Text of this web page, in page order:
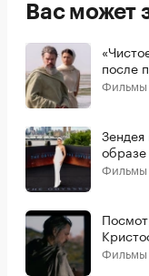
Вас может
после
Фильмы
Зендея
Фильмы
Фильмы